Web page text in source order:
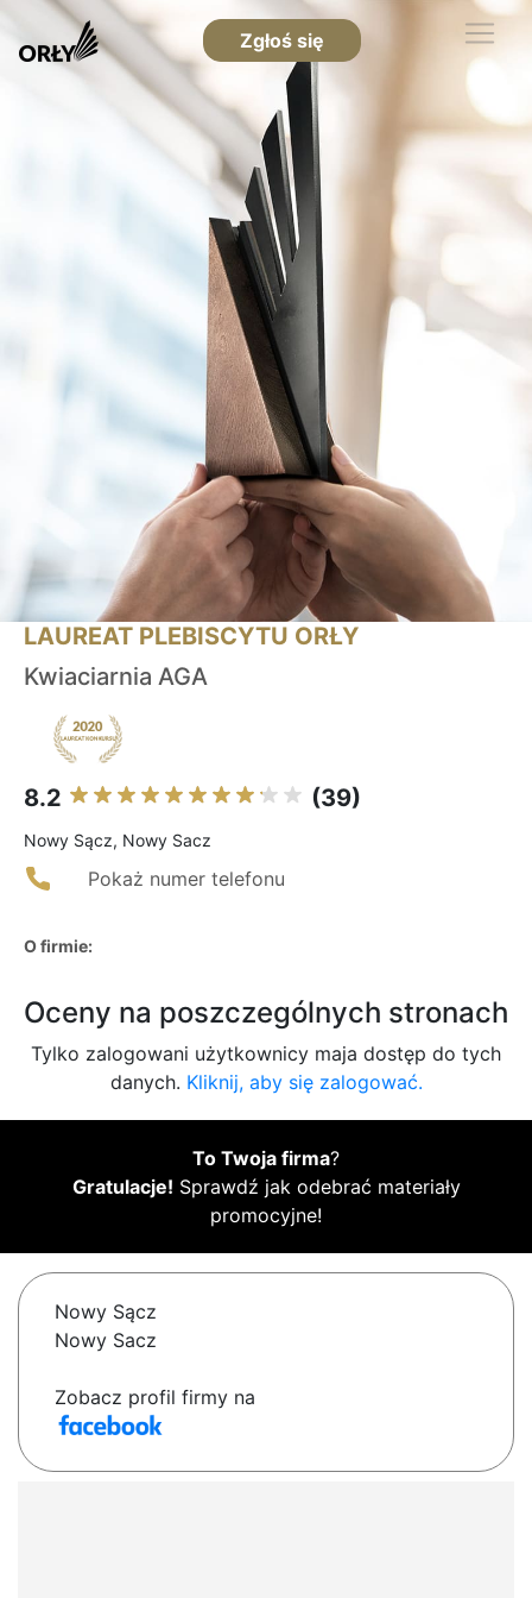
Zgłoś się
LAUREAT PLEBISCYTU ORŁY
Kwiaciarnia AGA
8.2 (39)
Nowy Sącz, Nowy Sacz
Pokaż numer telefonu
O firmie:
Oceny na poszczególnych stronach
Tylko zalogowani użytkownicy maja dostęp do tych
danych. Kliknij, aby się zalogować.
To Twoja firma?
Gratulacje! Sprawdź jak odebrać materiały
promocyjne!
Nowy Sącz
Nowy Sacz
Zobacz profil firmy na